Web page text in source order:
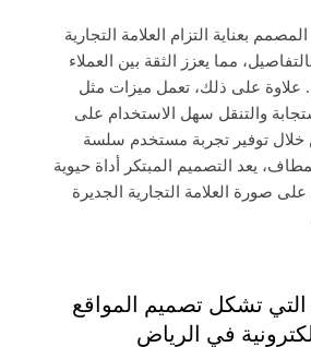
بعناية التزام العلامة التجارية
مما يعزز الثقة بين العملاء
علاوة على ذلك، تعمل ميزات مثل
والتنقل سهل الاستخدام على
خلال توفير تجربة مستخدم سلسة
يعد التصميم المبتكر أداة حيوية
صورة العلامة التجارية الجديرة
التي تشكل تصميم المواقع
في الرياض